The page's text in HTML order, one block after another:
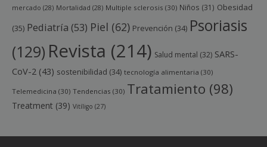
mercado (28) Mortalidad (28) Multiple sclerosis (30) Niños (31) Obesidad
(35) Pediatría (53) Piel (62) Prevención (34) Psoriasis
(129) Revista (214) Salud mental (32) SARS-
CoV-2 (43) sostenibilidad (34) tecnología alimentaria (30)
Telemedicina (30) Tendencias (30) Tratamiento (98)
Treatment (39) Vitíligo (27)